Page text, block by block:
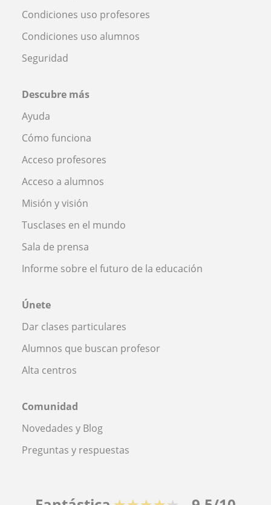
Condiciones uso profesores
Condiciones uso alumnos
Seguridad
Descubre más
Ayuda
Cómo funciona
Acceso profesores
Acceso a alumnos
Misión y visión
Tusclases en el mundo
Sala de prensa
Informe sobre el futuro de la educación
Únete
Dar clases particulares
Alumnos que buscan profesor
Alta centros
Comunidad
Novedades y Blog
Preguntas y respuestas